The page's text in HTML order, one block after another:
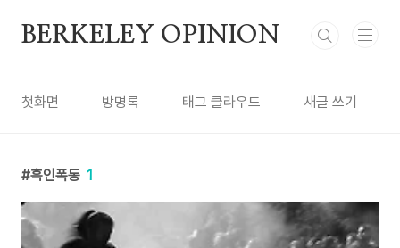
BERKELEY OPINION
첫화면 방명록 태그 클라우드 새글 쓰기
흑인폭동 1